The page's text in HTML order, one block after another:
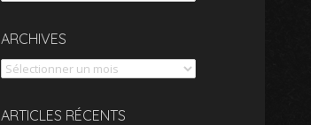
ARCHIVES
Archives
ARTICLES RÉCENTS